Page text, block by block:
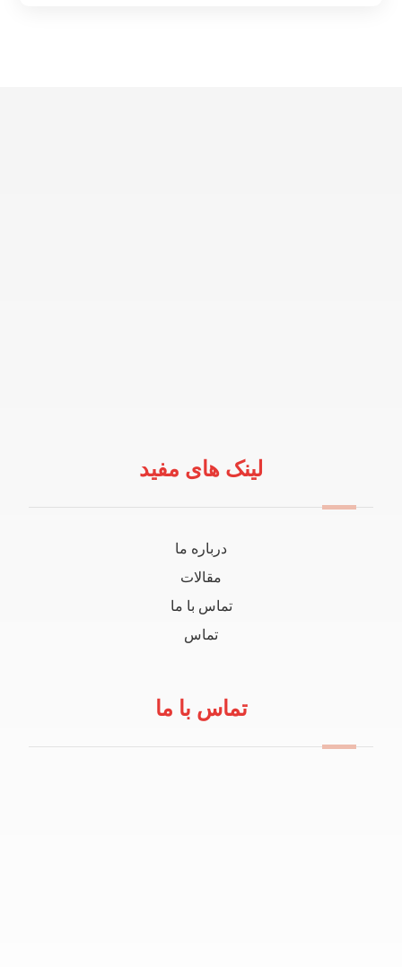
لینک های مفید
درباره ما
مقالات
تماس با ما
تماس
تماس با ما